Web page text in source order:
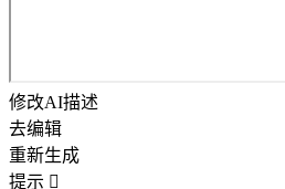
修改AI描述
去编辑
重新生成
提示 